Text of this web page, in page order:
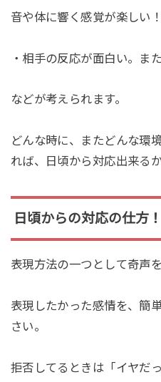
音や体に響く感覚が楽しい
・相手の反応が面白い。ま
などが考えられます。
どんな時に、またどんな環
れば、日頃から対応出来る
日頃からの対応の仕方！
表現方法の一つとして奇声
表現したかった感情を、簡
さい。
拒否してるときは「イヤだっ